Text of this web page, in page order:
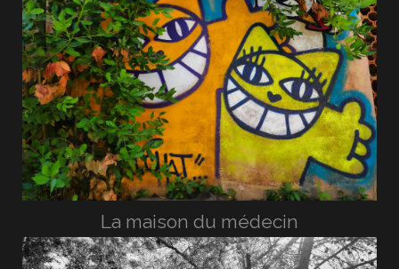
La maison du médecin